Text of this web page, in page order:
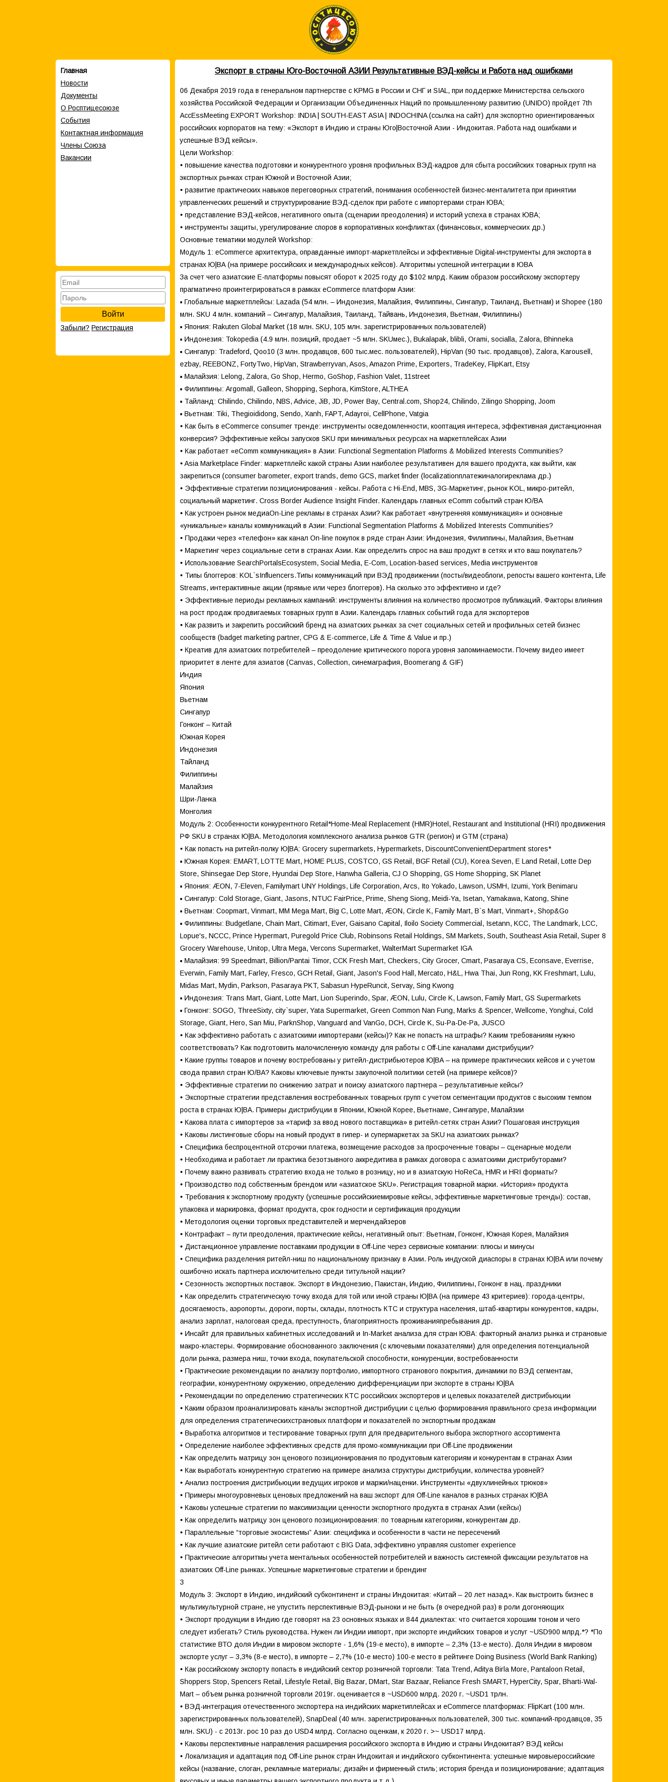
Главная
Новости
Документы
О Росптицесоюзе
События
Контактная информация
Члены Cоюза
Вакансии
Войти
Забыли? Регистрация
Экспорт в страны Юго-Восточной АЗИИ Результативные ВЭД-кейсы и Работа над ошибками
06 Декабря 2019 года в генеральном партнерстве с KPMG в России и СНГ и SIAL, при поддержке Министерства сельского
хозяйства Российской Федерации и Организации Объединенных Наций по промышленному развитию (UNIDO) пройдет 7th
AccEssMeeting EXPORT Workshop: INDIA | SOUTH-EAST ASIA | INDOCHINA (ссылка на сайт) для экспортно ориентированных
российских корпоратов на тему: «Экспорт в Индию и страны Юго|Восточной Азии - Индокитая. Работа над ошибками и
успешные ВЭД кейсы».
Цели Workshop:
• повышение качества подготовки и конкурентного уровня профильных ВЭД-кадров для сбыта российских товарных групп на
экспортных рынках стран Южной и Восточной Азии;
• развитие практических навыков переговорных стратегий, понимания особенностей бизнес-менталитета при принятии
управленческих решений и структурирование ВЭД-сделок при работе с импортерами стран ЮВА;
• представление ВЭД-кейсов, негативного опыта (сценарии преодоления) и историй успеха в странах ЮВА;
• инструменты защиты, урегулирование споров в корпоративных конфликтах (финансовых, коммерческих др.)
Основные тематики модулей Workshop:
Модуль 1: eCommerce архитектура, оправданные импорт-маркетплейсы и эффективные Digital-инструменты для экспорта в
странах Ю|ВА (на примере российских и международных кейсов). Алгоритмы успешной интеграции в ЮВА
За счет чего азиатские E-платформы повысят оборот к 2025 году до $102 млрд. Каким образом российскому экспортеру
прагматично проинтегрироваться в рамках eCommerce платформ Азии:
▪ Глобальные маркетплейсы: Lazada (54 млн. – Индонезия, Малайзия, Филиппины, Сингапур, Таиланд, Вьетнам) и Shopee (180
млн. SKU 4 млн. компаний – Сингапур, Малайзия, Таиланд, Тайвань, Индонезия, Вьетнам, Филиппины)
▪ Япония: Rakuten Global Market (18 млн. SKU, 105 млн. зарегистрированных пользователей)
▪ Индонезия: Tokopedia (4.9 млн. позиций, продает ~5 млн. SKUмес.), Bukalapak, blibli, Orami, socialla, Zalora, Bhinneka
▪ Сингапур: Tradeford, Qoo10 (3 млн. продавцов, 600 тыс.мес. пользователей), HipVan (90 тыс. продавцов), Zalora, Karousell,
ezbay, REEBONZ, FortyTwo, HipVan, Strawberryvan, Asos, Amazon Prime, Exporters, TradeKey, FlipKart, Etsy
▪ Малайзия: Lelong, Zalora, Go Shop, Hermo, GoShop, Fashion Valet, 11street
▪ Филиппины: Argomall, Galleon, Shopping, Sephora, KimStore, ALTHEA
▪ Тайланд: Chilindo, Chilindo, NBS, Advice, JiB, JD, Power Bay, Central.com, Shop24, Chilindo, Zilingo Shopping, Joom
▪ Вьетнам: Tiki, Thegioididong, Sendo, Xanh, FAPT, Adayroi, CellPhone, Vatgia
• Как быть в eCommerce consumer тренде: инструменты осведомленности, кооптация интереса, эффективная дистанционная
конверсия? Эффективные кейсы запусков SKU при минимальных ресурсах на маркетплейсах Азии
• Как работает «eComm коммуникация» в Азии: Functional Segmentation Platforms & Mobilized Interests Communities?
• Asia Marketplace Finder: маркетплейс какой страны Азии наиболее результативен для вашего продукта, как выйти, как
закрепиться (consumer barometer, export trands, demo GCS, market finder (localizationплатежиналогиреклама др.)
• Эффективные стратегии позиционирования - кейсы. Работа с Hi-End, MBS, 3G-Маркетинг, рынок KOL, микро-ритейл,
социальный маркетинг. Cross Border Audience Insight Finder. Календарь главных eComm событий стран Ю/ВА
• Как устроен рынок медиаOn-Line рекламы в странах Азии? Как работает «внутренняя коммуникация» и основные
«уникальные» каналы коммуникаций в Азии: Functional Segmentation Platforms & Mobilized Interests Communities?
• Продажи через «телефон» как канал On-line покупок в ряде стран Азии: Индонезия, Филиппины, Малайзия, Вьетнам
• Маркетинг через социальные сети в странах Азии. Как определить спрос на ваш продукт в сетях и кто ваш покупатель?
• Использование SearchPortalsEcosystem, Social Media, E-Com, Location-based services, Media инструментов
• Типы блоггеров: KOL`sInfluencers.Типы коммуникаций при ВЭД продвижении (посты/видеоблоги, репосты вашего контента, Life
Streams, интерактивные акции (прямые или через блоггеров). На сколько это эффективно и где?
• Эффективные периоды рекламных кампаний: инструменты влияния на количество просмотров публикаций. Факторы влияния
на рост продаж продвигаемых товарных групп в Азии. Календарь главных событий года для экспортеров
• Как развить и закрепить российский бренд на азиатских рынках за счет социальных сетей и профильных сетей бизнес
сообществ (badget marketing partner, CPG & E-commerce, Life & Time & Value и пр.)
• Креатив для азиатских потребителей – преодоление критического порога уровня запоминаемости. Почему видео имеет
приоритет в ленте для азиатов (Canvas, Collection, синемаграфия, Boomerang & GIF)
Индия
Япония
Вьетнам
Сингапур
Гонконг – Китай
Южная Корея
Индонезия
Тайланд
Филиппины
Малайзия
Шри-Ланка
Монголия
Модуль 2: Особенности конкурентного Retail*Home-Meal Replacement (HMR)Hotel, Restaurant and Institutional (HRI) продвижения
РФ SKU в странах Ю|ВА. Методология комплексного анализа рынков GTR (регион) и GTM (страна)
• Как попасть на ритейл-полку Ю|ВА: Grocery supermarkets, Hypermarkets, DiscountConvenientDepartment stores*
▪ Южная Корея: EMART, LOTTE Mart, HOME PLUS, COSTCO, GS Retail, BGF Retail (CU), Korea Seven, E Land Retail, Lotte Dep
Store, Shinsegae Dep Store, Hyundai Dep Store, Hanwha Galleria, CJ O Shopping, GS Home Shopping, SK Planet
▪ Япония: ÆON, 7-Eleven, Familymart UNY Holdings, Life Corporation, Arcs, Ito Yokado, Lawson, USMH, Izumi, York Benimaru
▪ Сингапур: Cold Storage, Giant, Jasons, NTUC FairPrice, Prime, Sheng Siong, Meidi-Ya, Isetan, Yamakawa, Katong, Shine
▪ Вьетнам: Coopmart, Vinmart, MM Mega Mart, Big C, Lotte Mart, ÆON, Circle K, Family Mart, B`s Mart, Vinmart+, Shop&Go
▪ Филиппины: Budgetlane, Chain Mart, Citimart, Ever, Gaisano Capital, Iloilo Society Commercial, Isetann, KCC, The Landmark, LCC,
Lopue's, NCCC, Prince Hypermart, Puregold Price Club, Robinsons Retail Holdings, SM Markets, South, Southeast Asia Retail, Super 8
Grocery Warehouse, Unitop, Ultra Mega, Vercons Supermarket, WalterMart Supermarket IGA
▪ Малайзия: 99 Speedmart, Billion/Pantai Timor, CCK Fresh Mart, Checkers, City Grocer, Cmart, Pasaraya CS, Econsave, Everrise,
Everwin, Family Mart, Farley, Fresco, GCH Retail, Giant, Jason's Food Hall, Mercato, H&L, Hwa Thai, Jun Rong, KK Freshmart, Lulu,
Midas Mart, Mydin, Parkson, Pasaraya PKT, Sabasun HypeRuncit, Servay, Sing Kwong
▪ Индонезия: Trans Mart, Giant, Lotte Mart, Lion Superindo, Spar, ÆON, Lulu, Circle K, Lawson, Family Mart, GS Supermarkets
▪ Гонконг: SOGO, ThreeSixty, city`super, Yata Supermarket, Green Common Nan Fung, Marks & Spencer, Wellcome, Yonghui, Cold
Storage, Giant, Hero, San Miu, ParknShop, Vanguard and VanGo, DCH, Circle K, Su-Pa-De-Pa, JUSCO
• Как эффективно работать с азиатскими импортерами (кейсы)? Как не попасть на штрафы? Каким требованиям нужно
соответствовать? Как подготовить малочисленную команду для работы с Off-Line каналами дистрибуции?
• Какие группы товаров и почему востребованы у ритейл-дистрибьютеров Ю|ВА – на примере практических кейсов и с учетом
свода правил стран Ю/ВА? Каковы ключевые пункты закупочной политики сетей (на примере кейсов)?
• Эффективные стратегии по снижению затрат и поиску азиатского партнера – результативные кейсы?
• Экспортные стратегии представления востребованных товарных групп с учетом сегментации продуктов с высоким темпом
роста в странах Ю|ВА. Примеры дистрибуции в Японии, Южной Корее, Вьетнаме, Сингапуре, Малайзии
• Какова плата с импортеров за «тариф за ввод нового поставщика» в ритейл-сетях стран Азии? Пошаговая инструкция
• Каковы листинговые сборы на новый продукт в гипер- и супермаркетах за SKU на азиатских рынках?
• Специфика беспроцентной отсрочки платежа, возмещение расходов за просроченные товары – сценарные модели
• Необходима и работает ли практика безотзывного аккредитива в рамках договора с азиатскими дистрибуторами?
• Почему важно развивать стратегию входа не только в розницу, но и в азиатскую HoReCa, HMR и HRI форматы?
• Производство под собственным брендом или «азиатское SKU». Регистрация товарной марки. «История» продукта
• Требования к экспортному продукту (успешные российскиемировые кейсы, эффективные маркетинговые тренды): состав,
упаковка и маркировка, формат продукта, срок годности и сертификация продукции
• Методология оценки торговых представителей и мерчендайзеров
• Контрафакт – пути преодоления, практические кейсы, негативный опыт: Вьетнам, Гонконг, Южная Корея, Малайзия
• Дистанционное управление поставками продукции в Off-Line через сервисные компании: плюсы и минусы
• Специфика разделения ритейл-ниш по национальному признаку в Азии. Роль индуской диаспоры в странах Ю|ВА или почему
ошибочно искать партнера исключительно среди титульной нации?
• Сезонность экспортных поставок. Экспорт в Индонезию, Пакистан, Индию, Филиппины, Гонконг в нац. праздники
• Как определить стратегическую точку входа для той или иной страны Ю|ВА (на примере 43 критериев): города-центры,
досягаемость, аэропорты, дороги, порты, склады, плотность КТС и структура населения, штаб-квартиры конкурентов, кадры,
анализ зарплат, налоговая среда, преступность, благоприятность проживанияпребывания др.
• Инсайт для правильных кабинетных исследований и In-Market анализа для стран ЮВА: факторный анализ рынка и страновые
макро-кластеры. Формирование обоснованного заключения (с ключевыми показателями) для определения потенциальной
доли рынка, размера ниш, точки входа, покупательской способности, конкуренции, востребованности
• Практические рекомендации по анализу портфолио, импортного странового покрытия, динамики по ВЭД сегментам,
географии, конкурентному окружению, определению дифференциации при экспорте в страны Ю|ВА
• Рекомендации по определению стратегических КТС российских экспортеров и целевых показателей дистрибьюции
• Каким образом проанализировать каналы экспортной дистрибуции с целью формирования правильного среза информации
для определения стратегическихстрановых платформ и показателей по экспортным продажам
• Выработка алгоритмов и тестирование товарных групп для предварительного выбора экспортного ассортимента
• Определение наиболее эффективных средств для промо-коммуникации при Off-Line продвижении
• Как определить матрицу зон ценового позиционирования по продуктовым категориям и конкурентам в странах Азии
• Как выработать конкурентную стратегию на примере анализа структуры дистрибуции, количества уровней?
• Анализ построения дистрибьюции ведущих игроков и маржи/наценки. Инструменты «двухлинейных трюков»
• Примеры многоуровневых ценовых предложений на ваш экспорт для Off-Line каналов в разных странах Ю|ВА
• Каковы успешные стратегии по максимизации ценности экспортного продукта в странах Азии (кейсы)
• Как определить матрицу зон ценового позиционирования: по товарным категориям, конкурентам др.
• Параллельные “торговые экосистемы” Азии: специфика и особенности в части не пересечений
• Как лучшие азиатские ритейл сети работают с BIG Data, эффективно управляя customer experience
• Практические алгоритмы учета ментальных особенностей потребителей и важность системной фиксации результатов на
азиатских Off-Line рынках. Успешные маркетинговые стратегии и брендинг
3
Модуль 3: Экспорт в Индию, индийский субконтинент и страны Индокитая: «Китай – 20 лет назад». Как выстроить бизнес в
мультикультурной стране, не упустить перспективные ВЭД-рыноки и не быть (в очередной раз) в роли догоняющих
• Экспорт продукции в Индию где говорят на 23 основных языках и 844 диалектах: что считается хорошим тоном и чего
следует избегать? Стиль руководства. Нужен ли Индии импорт, при экспорте индийских товаров и услуг ~USD900 млрд.*? *По
статистике ВТО доля Индии в мировом экспорте - 1,6% (19-е место), в импорте – 2,3% (13-е место). Доля Индии в мировом
экспорте услуг – 3,3% (8-е место), в импорте – 2,7% (10-е место) 100-е место в рейтинге Doing Business (World Bank Ranking)
• Как российскому экспорту попасть в индийский сектор розничной торговли: Tata Trend, Aditya Birla More, Pantaloon Retail,
Shoppers Stop, Spencers Retail, Lifestyle Retail, Big Bazar, DMart, Star Bazaar, Reliance Fresh SMART, HyperCity, Spar, Bharti-Wal-
Mart – объем рынка розничной торговли 2019г. оценивается в ~USD600 млрд. 2020 г. ~USD1 трлн.
• ВЭД-интеграция отечественного экспортера на индийских маркетиплейсах и eCommerce платформах: FlipKart (100 млн.
зарегистрированных пользователей), SnapDeal (40 млн. зарегистрированных пользователей, 300 тыс. компаний-продавцов, 35
млн. SKU) - с 2013г. рос 10 раз до USD4 млрд. Согласно оценкам, к 2020 г. >~ USD17 млрд.
• Каковы перспективные направления расширения российского экспорта в Индию и страны Индокитая? ВЭД кейсы
• Локализация и адаптация под Off-Line рынок стран Индокитая и индийского субконтинента: успешные мировыероссийские
кейсы (название, слоган, рекламные материалы; дизайн и фирменный стиль; история бренда и позиционирование; адаптация